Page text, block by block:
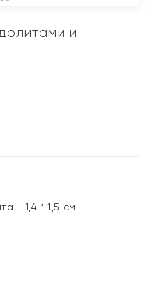
и
- 1,4 * 1,5 см